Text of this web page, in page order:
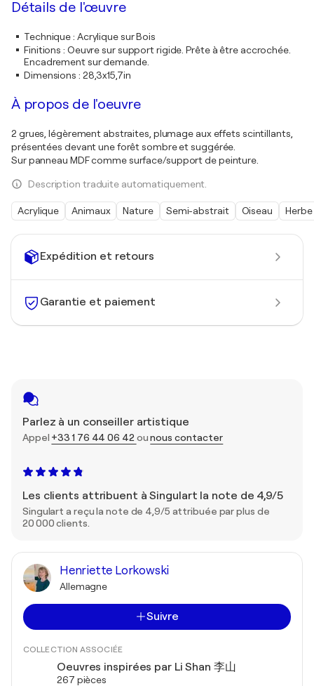
Expédition et retours
Garantie et paiement
Parlez à un conseiller artistique
Appel +33 1 76 44 06 42 ounous contacter
Les clients attribuent à Singulart la note de 4,9/5
Singulart a reçu la note de 4,9/5 attribuée par plus de
20 000 clients.
Henriette Lorkowski
Allemagne
Suivre
COLLECTION ASSOCIÉE
Oeuvres inspirées par Li Shan 李山
267 pièces
Détails de l'œuvre
Technique: Acrylique sur Bois
Finitions : Oeuvre sur support rigide. Prête à être accrochée.
Encadrement sur demande.
Dimensions : 28,3x15,7in
À propos de l'oeuvre
2 grues, légèrement abstraites, plumage aux effets scintillants,
présentées devant une forêt sombre et suggérée.
Sur panneau MDF comme surface/support de peinture.
Description traduite automatiquement.
Acrylique Animaux Nature Semi-abstrait Oiseau Herbe